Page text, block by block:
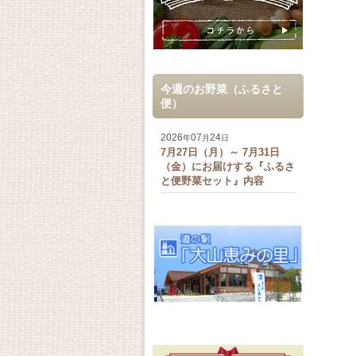
今週のお野菜（ふるさと
便）
2026年07 月24日
7月27日（月）～ 7月31日
（金）にお届けする『ふるさ
と便野菜セット』内容